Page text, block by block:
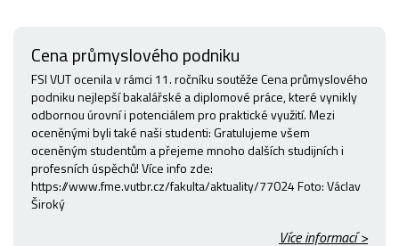
Cena průmyslového podniku
FSI VUT ocenila v rámci 11. ročníku soutěže Cena průmyslového
podniku nejlepší bakalářské a diplomové práce, které vynikly
odbornou úrovní i potenciálem pro praktické využití. Mezi
oceněnými byli také naši studenti: Gratulujeme všem
oceněným studentům a přejeme mnoho dalších studijních i
profesních úspěchů! Více info zde:
https://www.fme.vutbr.cz/fakulta/aktuality/77024 Foto: Václav
Široký
Více informací >